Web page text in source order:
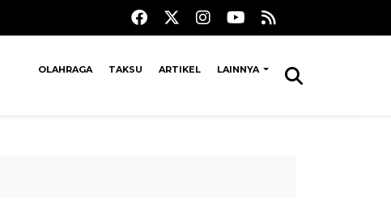
OLAHRAGA TAKSU ARTIKEL LAINNYA